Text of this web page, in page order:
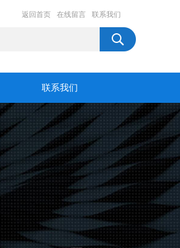
返回首页 在线留言 联系我们
联系我们